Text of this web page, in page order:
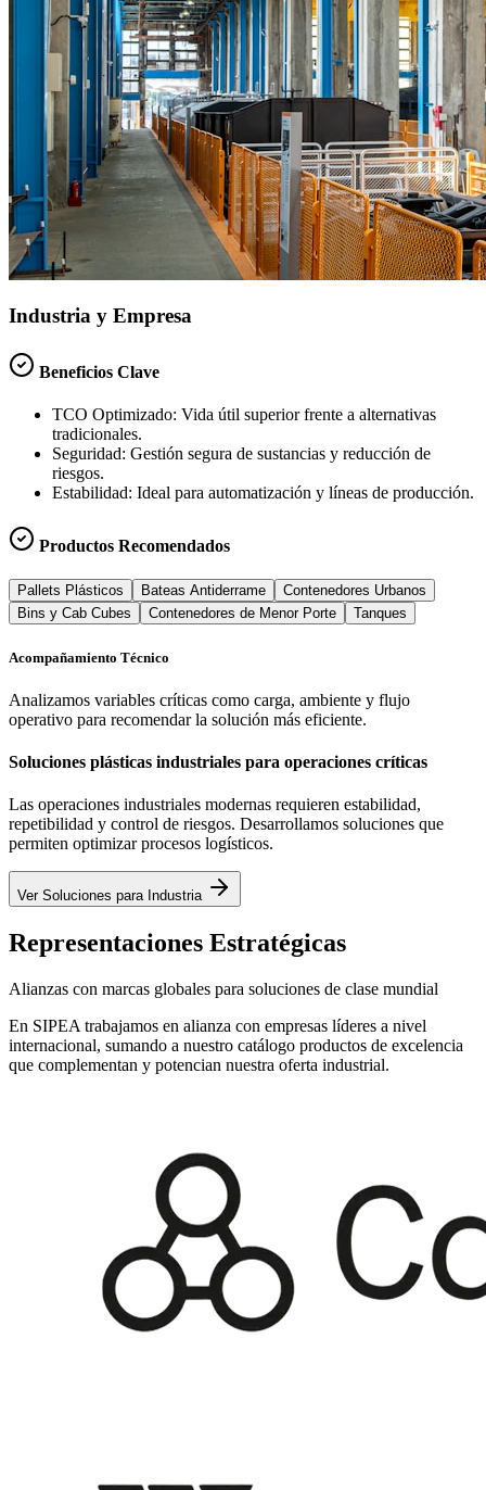
Industria y Empresa
Beneficios Clave
TCO Optimizado: Vida útil superior frente a alternativas
tradicionales.
Seguridad: Gestión segura de sustancias y reducción de
riesgos.
Estabilidad: Ideal para automatización y líneas de producción.
Productos Recomendados
Pallets Plásticos Bateas Antiderrame
Contenedores Urbanos
Bins y Cab Cubes
Contenedores de Menor Porte Tanques
Acompañamiento Técnico
Analizamos variables críticas como carga, ambiente y flujo
operativo para recomendar la solución más eficiente.
Soluciones plásticas industriales para operaciones críticas
Las operaciones industriales modernas requieren estabilidad,
repetibilidad y control de riesgos. Desarrollamos soluciones que
permiten optimizar procesos logísticos.
Ver Soluciones para Industria
Representaciones Estratégicas
Alianzas con marcas globales para soluciones de clase mundial
En SIPEA trabajamos en alianza con empresas líderes a nivel
internacional, sumando a nuestro catálogo productos de excelencia
que complementan y potencian nuestra oferta industrial.